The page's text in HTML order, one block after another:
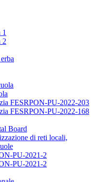
2
FESRPON-PU-2022-203
FESRPON-PU-2022-168
Board
di reti locali,
PU-2021-2
PU-2021-2